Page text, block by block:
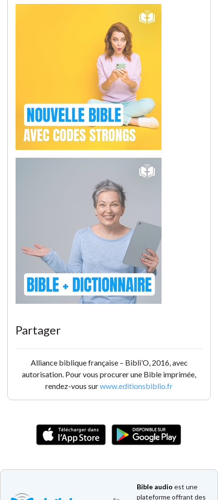
Partager
Alliance biblique française – Bibli’O, 2016, avec
autorisation. Pour vous procurer une Bible imprimée,
rendez-vous surwww.editionsbiblio.fr
Bible audio est une
plateforme offrant des